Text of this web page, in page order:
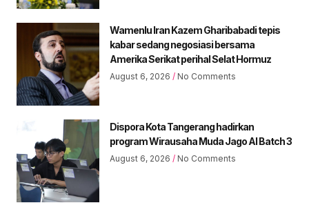
Wamenlu Iran Kazem Gharibabadi tepis
kabar sedang negosiasi bersama
Amerika Serikat perihal Selat Hormuz
August 6, 2026 No Comments
Dispora Kota Tangerang hadirkan
program Wirausaha Muda Jago AI Batch 3
August 6, 2026 No Comments